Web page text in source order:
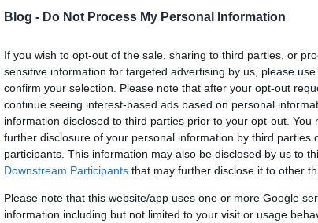
Blog - Do Not Process My Personal Information
If you wish to opt-out of the sale, sharing to third parties, or
sensitive information for targeted advertising by us, please
confirm your selection. Please note that after your opt-out
continue seeing interest-based ads based on personal
information disclosed to third parties prior to your opt-out. You
further disclosure of your personal information by third parties
participants. This information may also be disclosed by us to
Downstream Participants that may further disclose it to other
Please note that this website/app uses one or more Google
information including but not limited to your visit or usage